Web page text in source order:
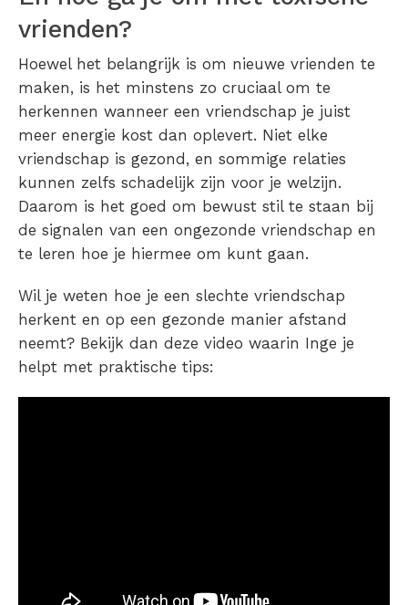
vrienden?
Hoewel het belangrijk is om nieuwe vrienden te
maken, is het minstens zo cruciaal om te
herkennen wanneer een vriendschap je juist
meer energie kost dan oplevert. Niet elke
vriendschap is gezond, en sommige relaties
kunnen zelfs schadelijk zijn voor je welzijn.
Daarom is het goed om bewust stil te staan bij
de signalen van een ongezonde vriendschap en
te leren hoe je hiermee om kunt gaan.
Wil je weten hoe je een slechte vriendschap
herkent en op een gezonde manier afstand
neemt? Bekijk dan deze video waarin Inge je
helpt met praktische tips: